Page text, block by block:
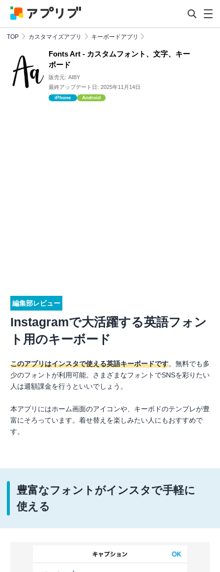
TOP カスタマイズアプリ キーボードアプリ
Fonts Art - カスタムフォント、文字、キー
ボード
販売元: AIBY
最終アップデート日: 2025年11月14日
iPhone Android
編集部レビュー
Instagramで大活躍する英語フォン
ト用のキーボード
このアプリはインスタで使える英語キーボードです。無料でも多
少のフォントが利用可能。さまざまなフォントでSNSを彩りたい
人は週額課金を行うといいでしょう。
本アプリにはホーム画面のアイコンや、キーボドのテンプレが豊
富にそろっています。着せ替えを楽しみたい人にもおすすめで
す。
豊富なフォントがインスタで手軽に
使える